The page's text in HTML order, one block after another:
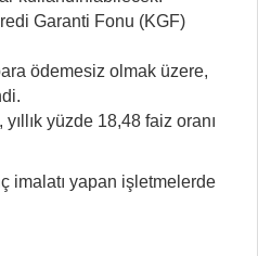
Garanti Fonu (KGF)
ödemesiz olmak üzere,
yüzde 18,48 faiz oranı
imalatı yapan işletmelerde